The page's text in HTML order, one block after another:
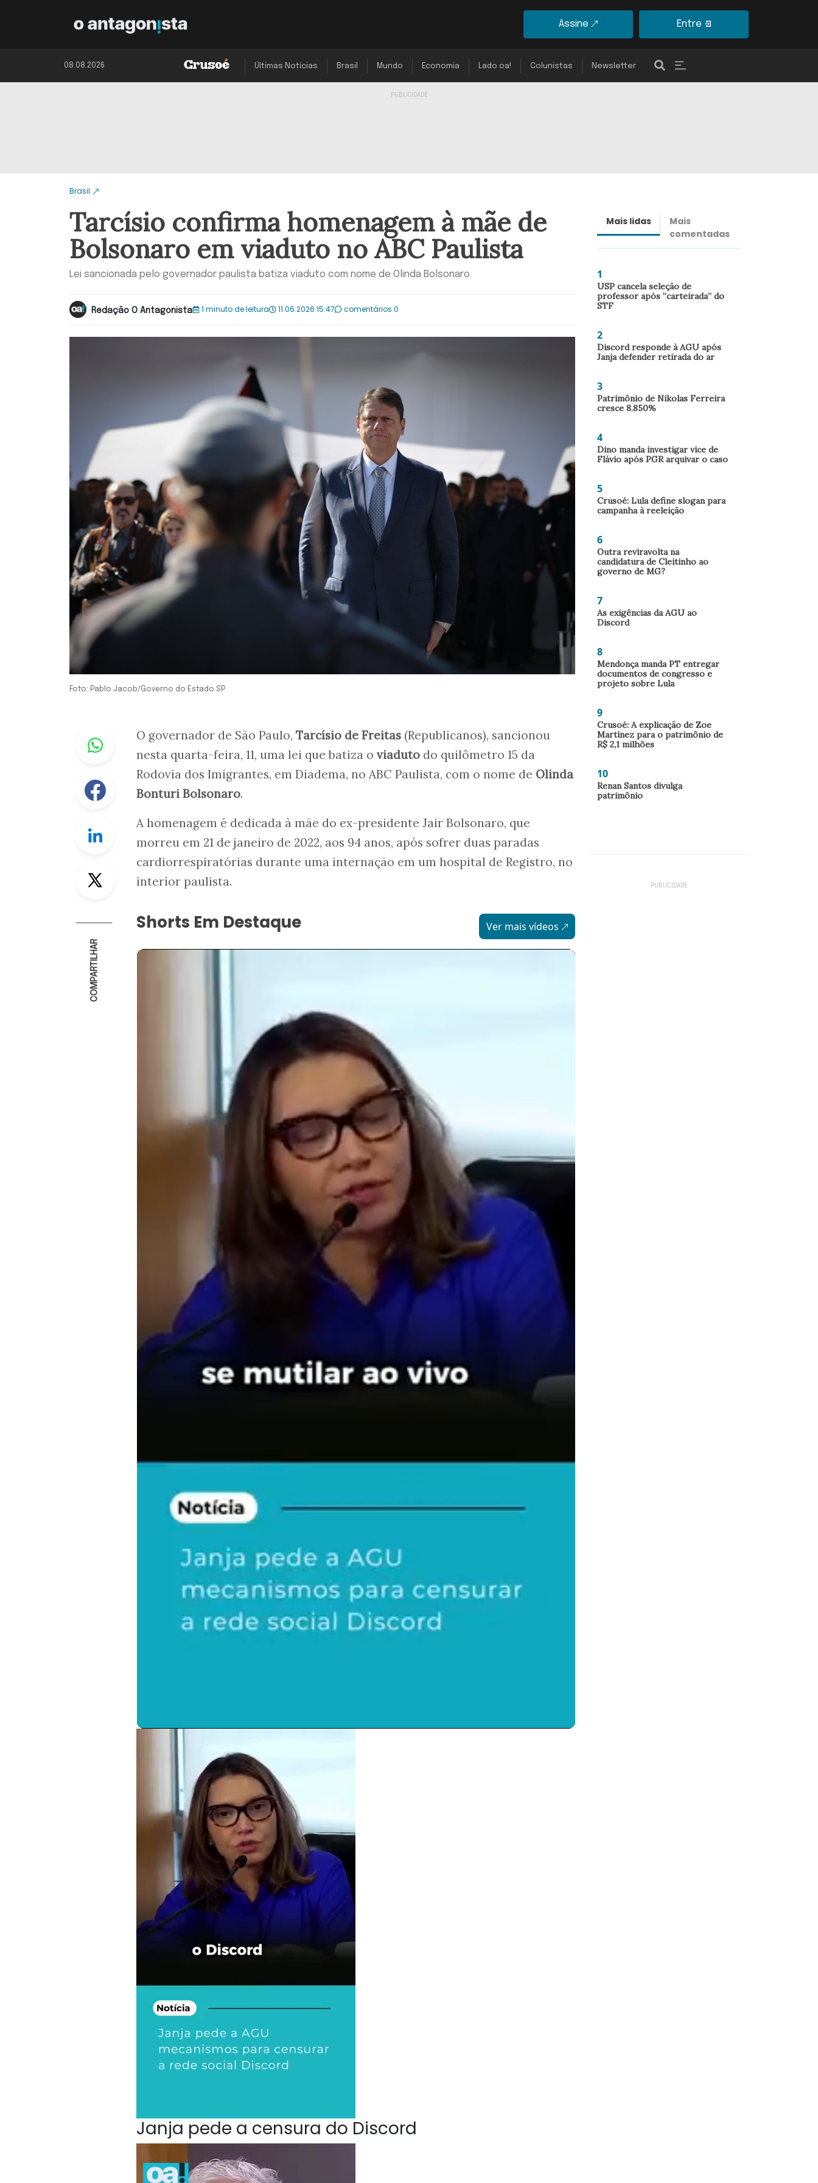
Assine Entre
08.08.2026 Últimas Notícias Brasil Mundo Economia Lado oa! Colunistas Newsletter
Brasil
Tarcísio confirma homenagem à mãe de
Bolsonaro em viaduto no ABC Paulista
Lei sancionada pelo governador paulista batiza viaduto com nome de Olinda Bolsonaro
Redação O Antagonista 1 minuto de leitura 11.06.2026 15:47 comentários 0
Foto: Pablo Jacob/Governo do Estado SP
Whastapp
Facebook
Linkedin
Twitter
COMPARTILHAR
O governador de São Paulo, Tarcísio de Freitas (Republicanos), sancionou
nesta quarta-feira, 11, uma lei que batiza o viaduto do quilômetro 15 da
Rodovia dos Imigrantes, em Diadema, no ABC Paulista, com o nome de Olinda
Bonturi Bolsonaro.
A homenagem é dedicada à mãe do ex-presidente Jair Bolsonaro, que
morreu em 21 de janeiro de 2022, aos 94 anos, após sofrer duas paradas
cardiorrespiratórias durante uma internação em um hospital de Registro, no
interior paulista.
Shorts Em Destaque Ver mais vídeos
Janja pede a censura do Discord
Mais lidas
Mais
comentadas
1
USP cancela seleção de
professor após “carteirada” do
STF
2
Discord responde à AGU após
Janja defender retirada do ar
3
Patrimônio de Nikolas Ferreira
cresce 8.850%
4
Dino manda investigar vice de
Flávio após PGR arquivar o caso
5
Crusoé: Lula define slogan para
campanha à reeleição
6
Outra reviravolta na
candidatura de Cleitinho ao
governo de MG?
7
As exigências da AGU ao
Discord
8
Mendonça manda PT entregar
documentos de congresso e
projeto sobre Lula
9
Crusoé: A explicação de Zoe
Martínez para o patrimônio de
R$ 2,1 milhões
10
Renan Santos divulga
patrimônio